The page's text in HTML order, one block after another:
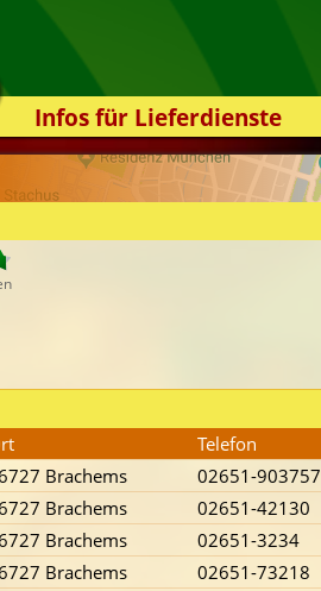
Infos für Lieferdienste
Kassensystem
Zuverlässigkeit
Kontakt
Telefon
Brachems
02651-903757
Brachems
02651-42130
Brachems
02651-3234
Brachems
02651-73218